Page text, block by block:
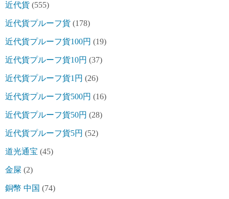
近代貨 (555)
近代貨プルーフ貨 (178)
近代貨プルーフ貨100円 (19)
近代貨プルーフ貨10円 (37)
近代貨プルーフ貨1円 (26)
近代貨プルーフ貨500円 (16)
近代貨プルーフ貨50円 (28)
近代貨プルーフ貨5円 (52)
道光通宝 (45)
金屎 (2)
銅幣 中国 (74)